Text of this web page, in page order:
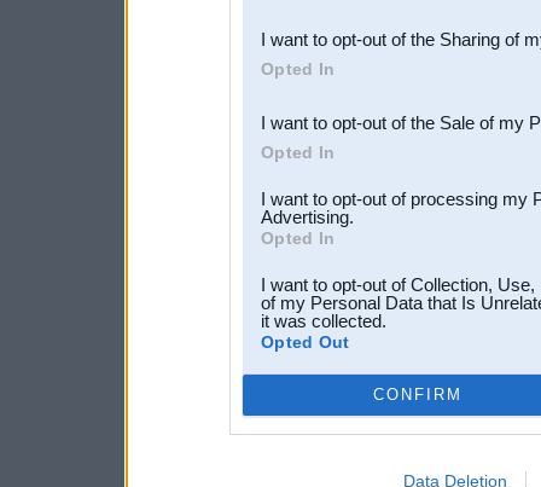
Downstream Participants
third parties.
I want to opt-out of the Sharing of
Opted In
I want to opt-out of the Sale of my
Opted In
I want to opt-out of processing my
Advertising.
Opted In
I want to opt-out of Collection,
of my Personal Data that Is
it was collected.
Opted Out
CONFIRM
Data Deletion